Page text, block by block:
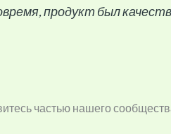
продукт был
частью нашего